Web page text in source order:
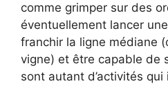
comme grimper sur des
éventuellement lancer
franchir la ligne médiane
vigne) et être capable de
sont autant d’activités